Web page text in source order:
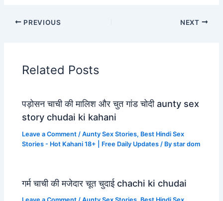
PREVIOUS NEXT
Related Posts
पड़ोसन चाची की मालिश और चुत गांड चोदी aunty sex
story chudai ki kahani
Leave a Comment /Aunty Sex Stories, Best Hindi Sex
Stories - Hot Kahani 18+ | Free Daily Updates / Bystar dom
गर्म चाची की मजेदार चूत चुदाई chachi ki chudai